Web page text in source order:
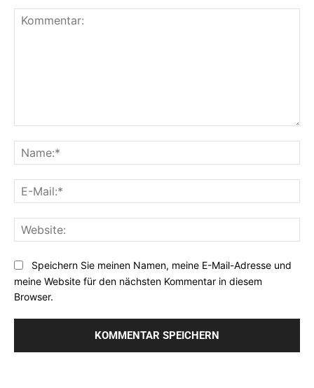
Speichern Sie meinen Namen, meine E-Mail-Adresse und
meine Website für den nächsten Kommentar in diesem
Browser.